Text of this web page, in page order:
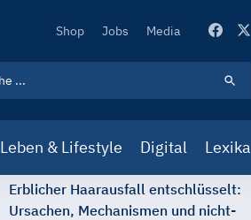
Secondary
Shop Jobs Media
Leben & Lifestyle Digital Lexika
Erblicher Haarausfall entschlüsselt:
Ursachen, Mechanismen und nicht-